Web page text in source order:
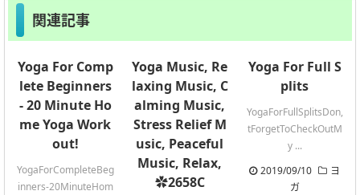
関連記事
Yoga For Comp
lete Beginners
- 20 Minute Ho
me Yoga Work
out!
YogaForCompleteBeg
inners-20MinuteHom
Yoga Music, Re
laxing Music, C
alming Music,
Stress Relief M
usic, Peaceful
Music, Relax,
✿2658C
Yoga For Full S
plits
YogaForFullSplitsDon,
tForgetToCheckOutM
y ...
2019/09/10
ヨ
ガ